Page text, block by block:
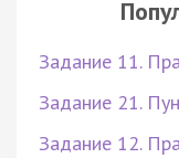
Задание 11.
Задание 21.
Задание 12.